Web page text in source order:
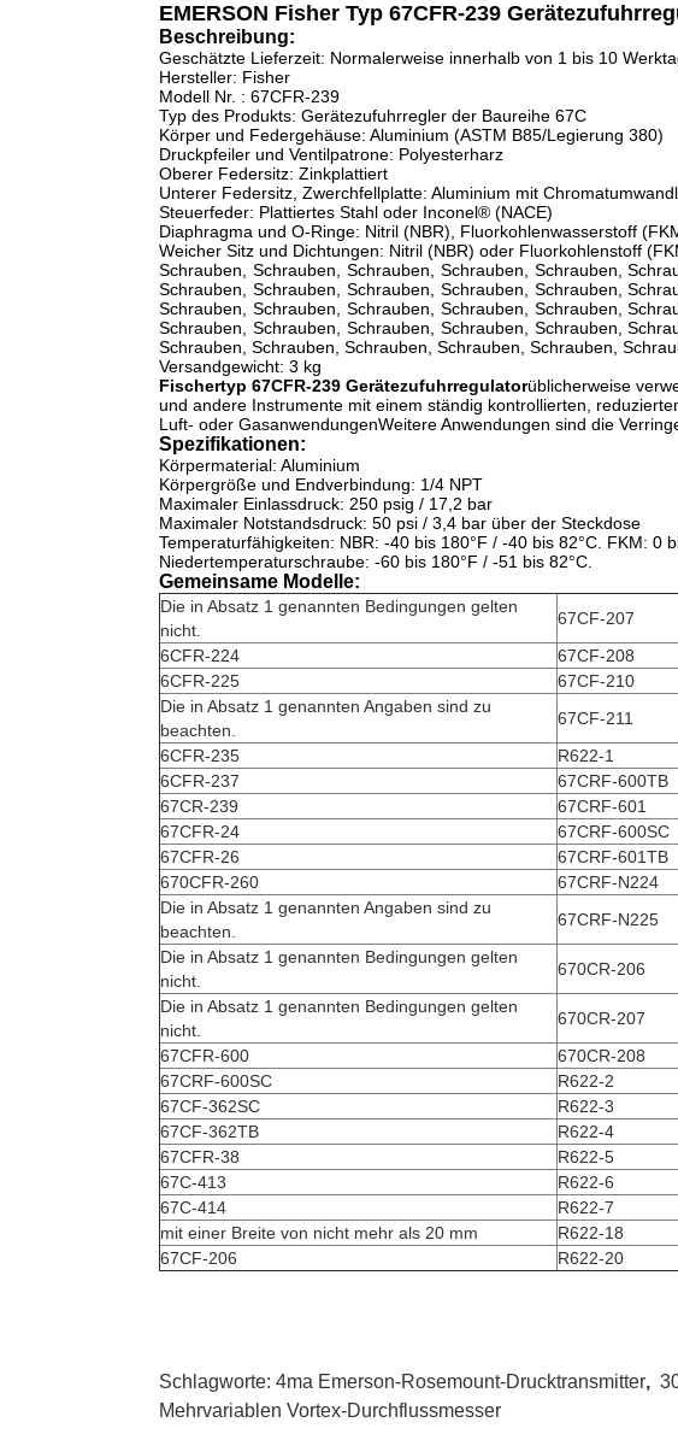
EMERSON Fisher Typ 67CFR-239
Beschreibung:
Geschätzte Lieferzeit: Normalerweise innerhalb von 1 bis 10
Hersteller: Fisher
Modell Nr. : 67CFR-239
Typ des Produkts: Gerätezufuhrregler der Baureihe 67C
Körper und Federgehäuse: Aluminium (ASTM B85/Legierung 380)
Druckpfeiler und Ventilpatrone: Polyesterharz
Oberer Federsitz: Zinkplattiert
Unterer Federsitz, Zwerchfellplatte: Aluminium mit
Steuerfeder: Plattiertes Stahl oder Inconel® (NACE)
Diaphragma und O-Ringe: Nitril (NBR), Fluorkohlenwasserstoff
Weicher Sitz und Dichtungen: Nitril (NBR) oder Fluorkohlenstoff
Schrauben, Schrauben, Schrauben, Schrauben, Schrauben,
Schrauben, Schrauben, Schrauben, Schrauben, Schrauben,
Schrauben, Schrauben, Schrauben, Schrauben, Schrauben,
Schrauben, Schrauben, Schrauben, Schrauben, Schrauben,
Schrauben, Schrauben, Schrauben, Schrauben, Schrauben,
Versandgewicht: 3 kg
Fischertyp 67CFR-239 Gerätezufuhrregulatorüblicherweise
und andere Instrumente mit einem ständig kontrollierten,
Luft- oder GasanwendungenWeitere Anwendungen sind die
Spezifikationen:
Körpermaterial: Aluminium
Körpergröße und Endverbindung: 1/4 NPT
Maximaler Einlassdruck: 250 psig / 17,2 bar
Maximaler Notstandsdruck: 50 psi / 3,4 bar über der Steckdose
Temperaturfähigkeiten: NBR: -40 bis 180°F / -40 bis 82°C. FKM: 0
Niedertemperaturschraube: -60 bis 180°F / -51 bis 82°C.
Gemeinsame Modelle:
Die in Absatz 1 genannten Bedingungen gelten
nicht.
67CF-207
6CFR-224
67CF-208
6CFR-225
67CF-210
Die in Absatz 1 genannten Angaben sind zu
beachten.
67CF-211
6CFR-235
R622-1
6CFR-237
67CRF-600TB
67CR-239
67CRF-601
67CFR-24
67CRF-600SC
67CFR-26
67CRF-601TB
670CFR-260
67CRF-N224
Die in Absatz 1 genannten Angaben sind zu
beachten.
67CRF-N225
Die in Absatz 1 genannten Bedingungen gelten
nicht.
670CR-206
Die in Absatz 1 genannten Bedingungen gelten
nicht.
670CR-207
67CFR-600
670CR-208
67CRF-600SC
R622-2
67CF-362SC
R622-3
67CF-362TB
R622-4
67CFR-38
R622-5
67C-413
R622-6
67C-414
R622-7
mit einer Breite von nicht mehr als 20 mm
R622-18
67CF-206
R622-20
Schlagworte: 4ma Emerson-Rosemount-Drucktransmitter,
Mehrvariablen Vortex-Durchflussmesser